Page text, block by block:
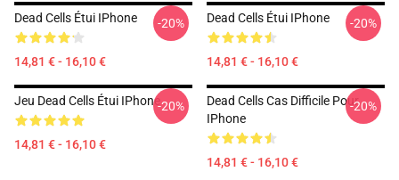
Dead Cells Étui IPhone
14,81 € - 16,10 €
-20% Dead Cells Étui IPhone
14,81 € - 16,10 €
-20%
Jeu Dead Cells Étui IPhone
14,81 € - 16,10 €
-20%
Dead Cells Cas Difficile Pour
IPhone
14,81 € - 16,10 €
-20%